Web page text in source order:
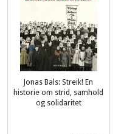
Jonas Bals: Streik! En
historie om strid, samhold
og solidaritet